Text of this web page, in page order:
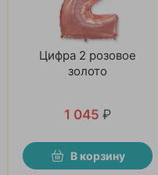
Цифра 2 розовое
золото
1 045 ₽
В корзину